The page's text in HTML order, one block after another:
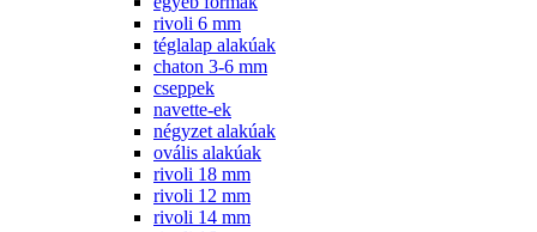
rivoli 6 mm
téglalap alakúak
chaton 3-6 mm
cseppek
navette-ek
négyzet alakúak
ovális alakúak
rivoli 18 mm
rivoli 12 mm
rivoli 14 mm